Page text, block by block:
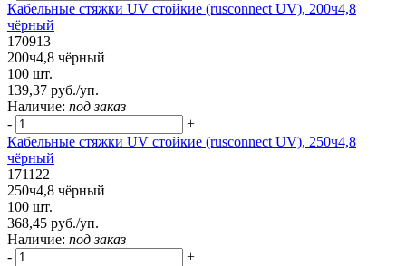
Кабельные стяжки UV стойкие (rusconnect UV), 200ч4,8
чёрный
170913
200ч4,8 чёрный
100 шт.
139,37 руб./уп.
Наличие: под заказ
-
+
Кабельные стяжки UV стойкие (rusconnect UV), 250ч4,8
чёрный
171122
250ч4,8 чёрный
100 шт.
368,45 руб./уп.
Наличие: под заказ
-
+